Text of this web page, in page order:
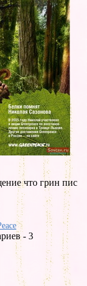
что грин пис
- 3